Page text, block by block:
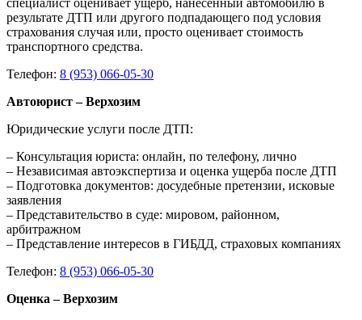
результате ДТП или другого подпадающего под условия
страхования случая или, просто оценивает стоимость
транспортного средства.
Телефон: 8 (953) 066-05-30
Автоюрист – Верхозим
Юридические услуги после ДТП:
– Консультация юриста: онлайн, по телефону, лично
– Независимая автоэкспертиза и оценка ущерба после ДТП
– Подготовка документов: досудебные претензии, исковые
заявления
– Представительство в суде: мировом, районном,
арбитражном
– Представление интересов в ГИБДД, страховых компаниях
Телефон: 8 (953) 066-05-30
Оценка – Верхозим